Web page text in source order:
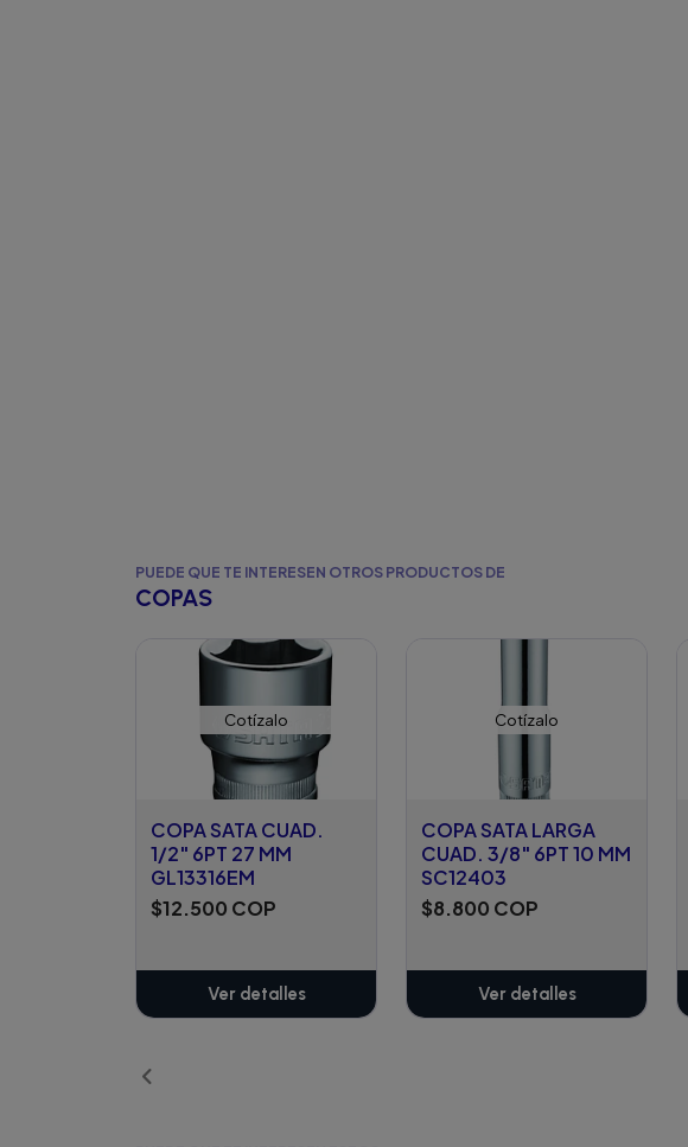
PUEDE QUE TE INTERESEN OTROS PRODUCTOS DE
COPAS
Cotízalo
COPA SATA CUAD.
1/2" 6PT 27 MM
GL13316EM
$12.500 COP
Ver detalles
Cotízalo
COPA SATA LARGA
CUAD. 3/8" 6PT 10 MM
SC12403
$8.800 COP
Ver detalles